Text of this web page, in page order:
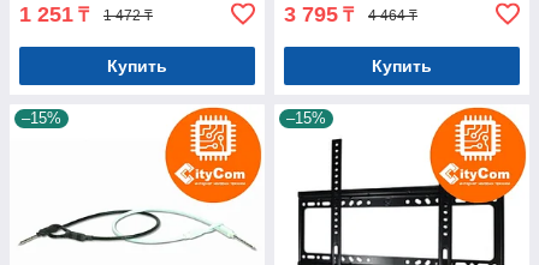
1 251 ₸ 1 472 ₸
Купить
3 795 ₸ 4 464 ₸
Купить
–15% –15%